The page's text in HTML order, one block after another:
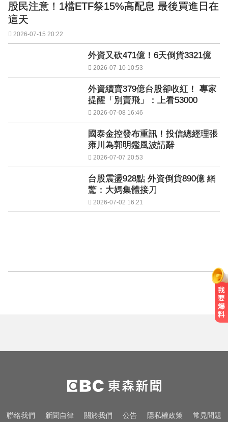
股民注意！1檔ETF祭15%高配息 最後買進日在
這天
2026-07-15 20:22
外資又砍471億！6天倒貨3321億
2026-07-10 10:53
外資續賣379億台股卻收紅！ 專家
提醒「別賣飛」：上看53000
2026-07-08 16:46
國泰金控發布重訊！投信總經理張
雍川為郭明鑑風波請辭
2026-07-07 20:53
台股震盪928點 外資倒貨890億 網
驚：大媽集體接刀
2026-07-02 16:21
聯絡我們 新聞自律 關於我們 公告 隱私權政策 常見問題